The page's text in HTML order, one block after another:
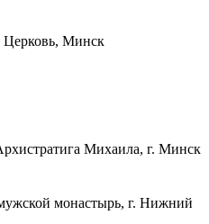
Церковь, Минск
Михаила, г. Минск
монастырь, г. Нижний